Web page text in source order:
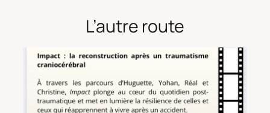
L’autre route